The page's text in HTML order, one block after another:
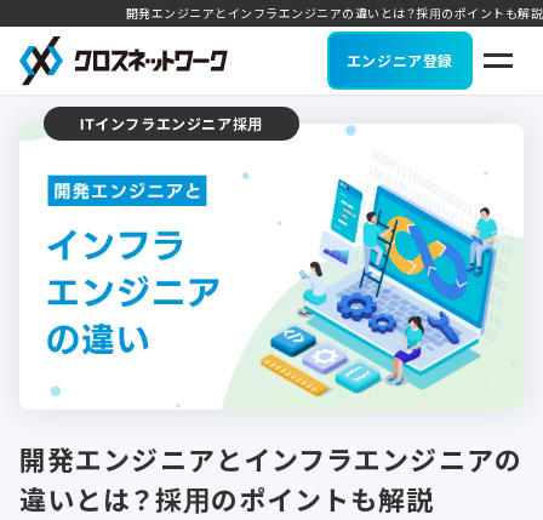
開発エンジニアとインフラエンジニアの違いとは？採用のポイントも解説
エンジニア登録
ITインフラエンジニア採用
開発エンジニアとインフラエンジニアの
違いとは？採用のポイントも解説